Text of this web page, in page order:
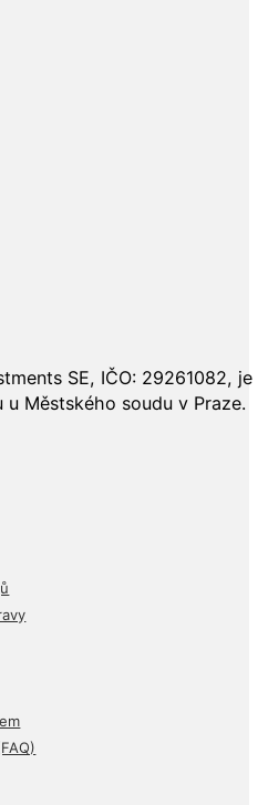
SE, IČO: 29261082,
Městského soudu v Praze.